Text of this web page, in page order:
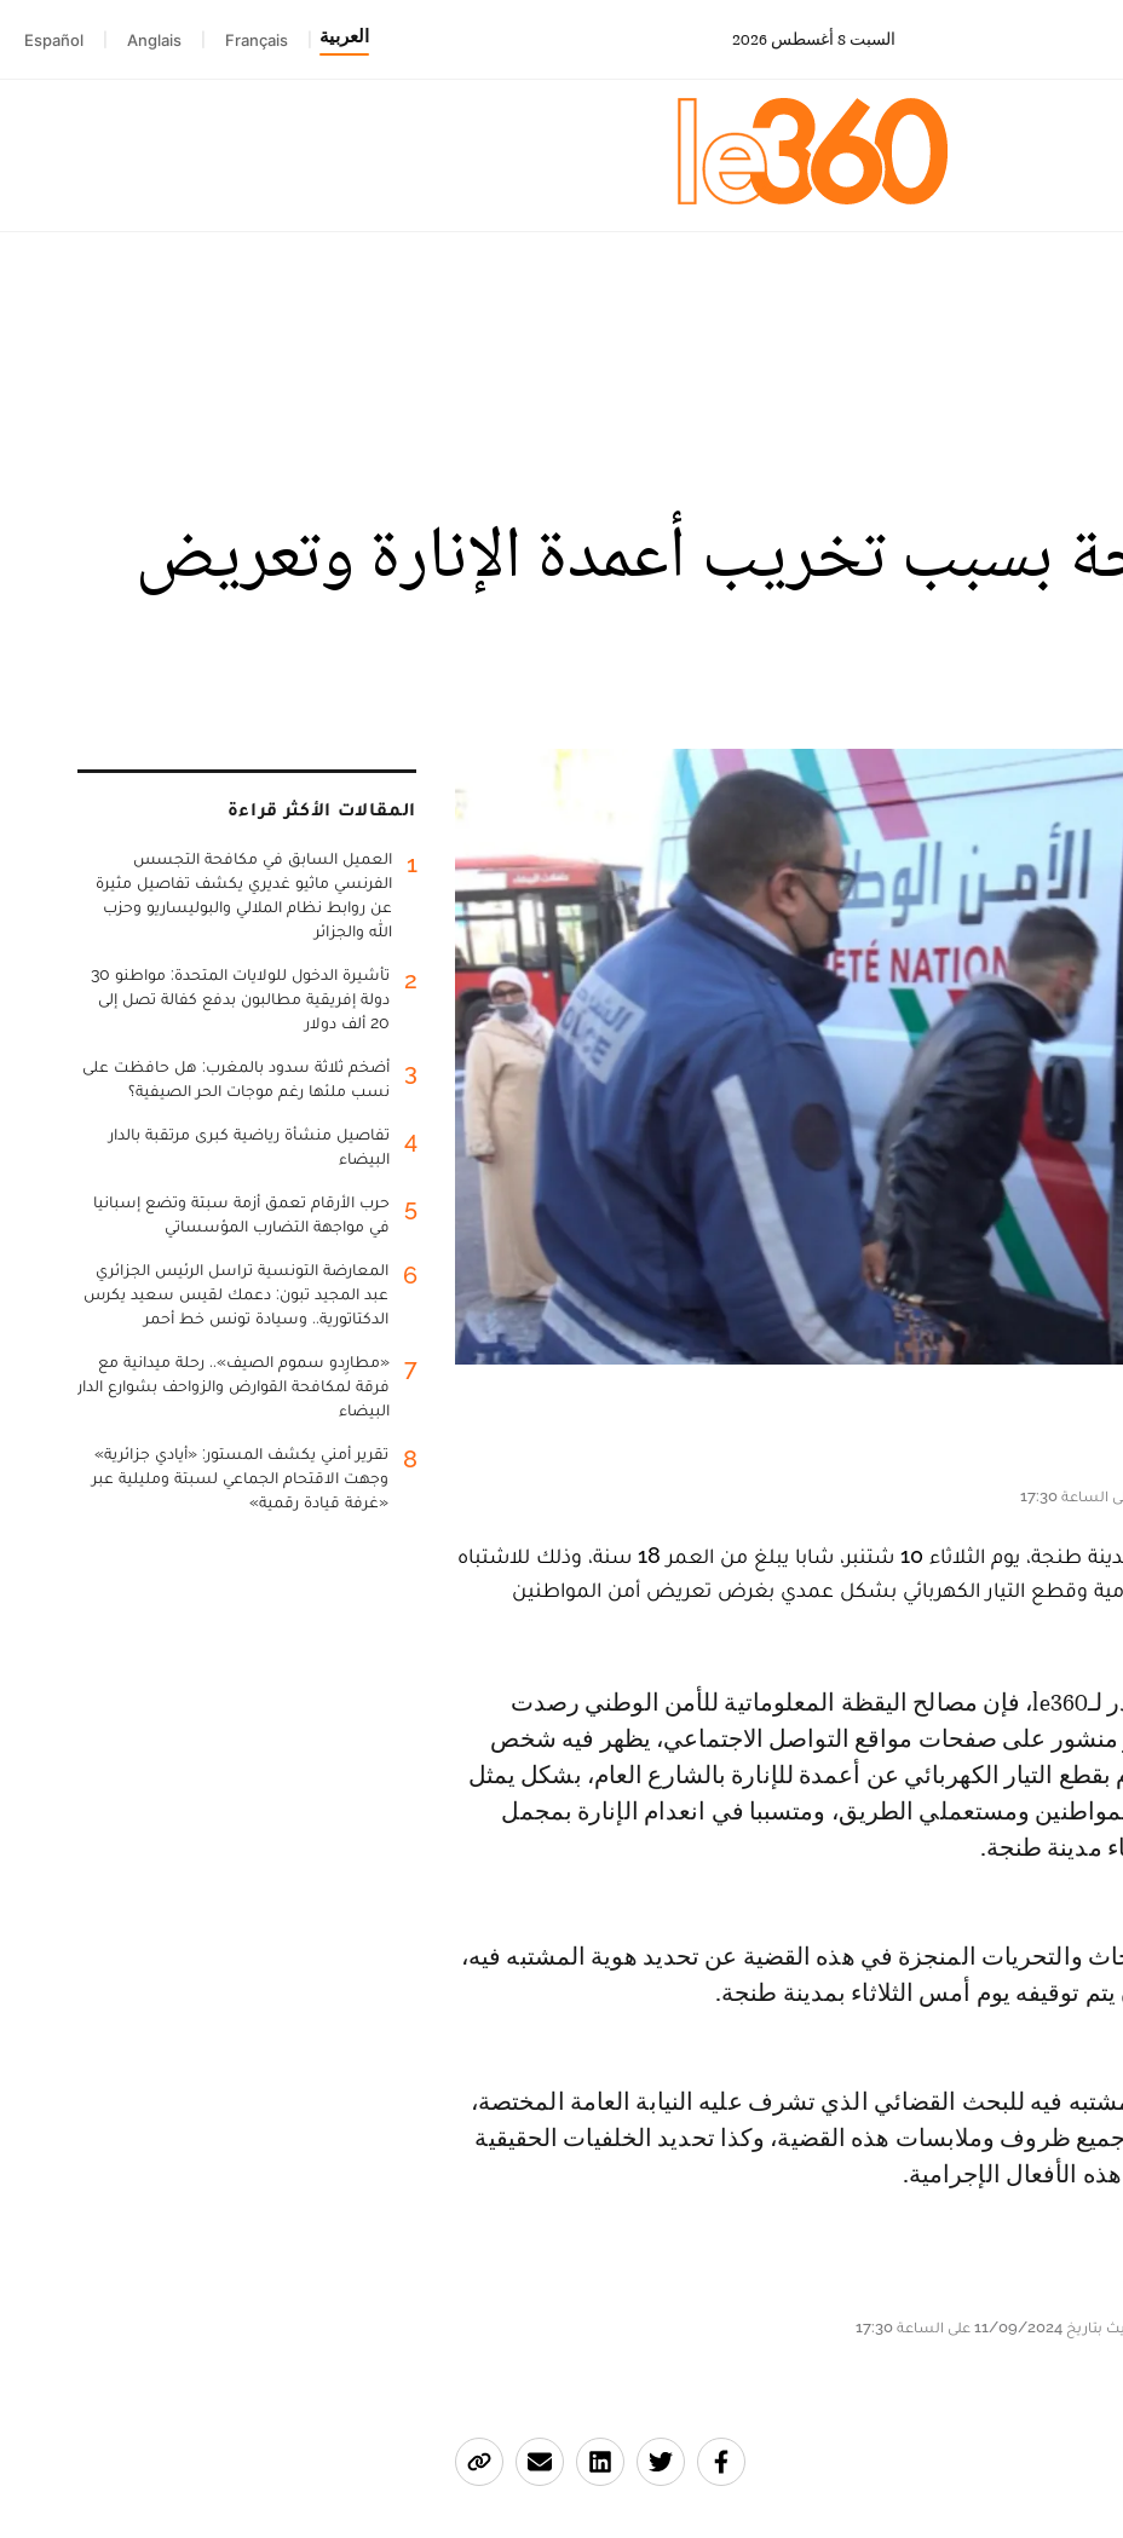
السبت 8 أغسطس 2026 العربية Français
Anglais
Español
بسبب تخريب أعمدة الإنارة وتعريض
أوقفت عناصر الشرطة بمنطقة أمن بني مكادة بمدينة طنجة، يوم الثلاثاء 10 شتنبر، شابا يبلغ من العمر 18 سنة، وذلك للاشتباه
وقطع التيار الكهربائي بشكل عمدي بغرض تعريض أمن المواطنين
منشور على صفحات مواقع التواصل الاجتماعي، يظهر فيه شخص
التيار الكهربائي عن أعمدة للإنارة بالشارع العام، بشكل يمثل
ومستعملي الطريق، ومتسببا في انعدام الإنارة بمجمل
مدينة طنجة.
والتحريات المنجزة في هذه القضية عن تحديد هوية المشتبه فيه،
توقيفه يوم أمس الثلاثاء بمدينة طنجة.
فيه للبحث القضائي الذي تشرف عليه النيابة العامة المختصة،
ظروف وملابسات هذه القضية، وكذا تحديد الخلفيات الحقيقية
الأفعال الإجرامية.
المقالات الأكثر قراءة
1
العميل السابق في مكافحة التجسس
الفرنسي ماثيو غديري يكشف تفاصيل مثيرة
عن روابط نظام الملالي والبوليساريو وحزب
الله والجزائر
2
تأشيرة الدخول للولايات المتحدة: مواطنو 30
دولة إفريقية مطالبون بدفع كفالة تصل إلى
20 ألف دولار
3
أضخم ثلاثة سدود بالمغرب: هل حافظت على
نسب ملئها رغم موجات الحر الصيفية؟
4
تفاصيل منشأة رياضية كبرى مرتقبة بالدار
البيضاء
5
حرب الأرقام تعمق أزمة سبتة وتضع إسبانيا
في مواجهة التضارب المؤسساتي
6
المعارضة التونسية تراسل الرئيس الجزائري
عبد المجيد تبون: دعمك لقيس سعيد يكرس
الدكتاتورية.. وسيادة تونس خط أحمر
7
«مطارِدو سموم الصيف».. رحلة ميدانية مع
فرقة لمكافحة القوارض والزواحف بشوارع الدار
البيضاء
8
تقرير أمني يكشف المستور: «أيادي جزائرية»
وجهت الاقتحام الجماعي لسبتة ومليلية عبر
«غرفة قيادة رقمية»